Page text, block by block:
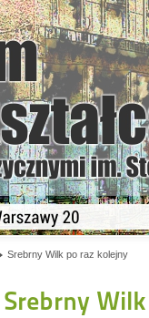
Srebrny Wilk po raz kolejny
Srebrny